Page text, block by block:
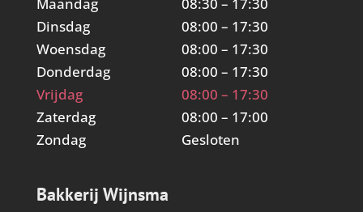
Dinsdag
08:00 – 17:30
Woensdag
08:00 – 17:30
Donderdag
08:00 – 17:30
Vrijdag
08:00 – 17:30
Zaterdag
08:00 – 17:00
Zondag
Gesloten
Bakkerij Wijnsma